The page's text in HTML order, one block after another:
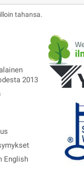
tahansa.
2013
English